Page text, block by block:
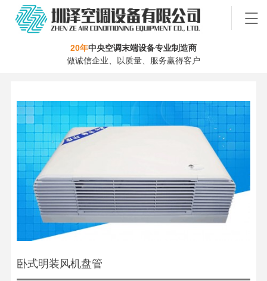
20年中央空调末端设备专业制造商
做诚信企业、以质量、服务赢得客户
卧式明装风机盘管